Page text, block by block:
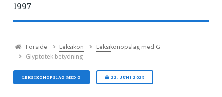
1997
Forside Leksikon
Leksikonopslag med G
Glyptotek betydning
LEKSIKONOPSLAG MED G 22. JUNI 2025